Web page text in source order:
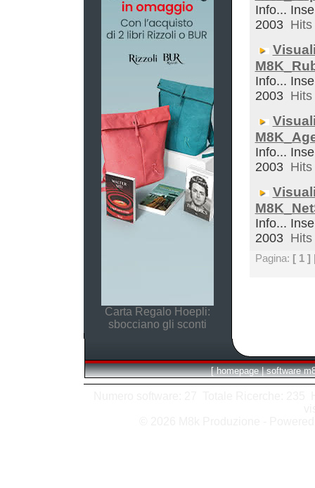
Carta Regalo Hoepli:
sbocciano gli sconti
Info...
2003
Info...
2003
Info...
2003
Info...
2003
Pagina: [ 1 ]
[ homepage | software